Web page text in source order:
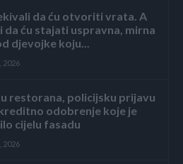
da ću otvoriti vrata. A
da ću stajati uspravna, mirna
djevojke koju...
2026
restorana, policijsku prijavu
odobrenje koje je
cijelu fasadu
2026